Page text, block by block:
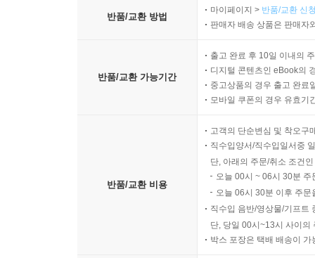
반품/교환 방법
마이페이지 > 반품/교환 신
판매자 배송 상품은 판매자
반품/교환 가능기간
출고 완료 후 10일 이내의
디지털 콘텐츠인 eBook의
중고상품의 경우 출고 완료
모바일 쿠폰의 경우 유효기
반품/교환 비용
고객의 단순변심 및 착오구
직수입양서/직수입일서중
단, 아래의 주문/취소 조건
오늘 00시 ~ 06시 30분
오늘 06시 30분 이후 주
직수입 음반/영상물/기프트
단, 당일 00시~13시 사이의
박스 포장은 택배 배송이